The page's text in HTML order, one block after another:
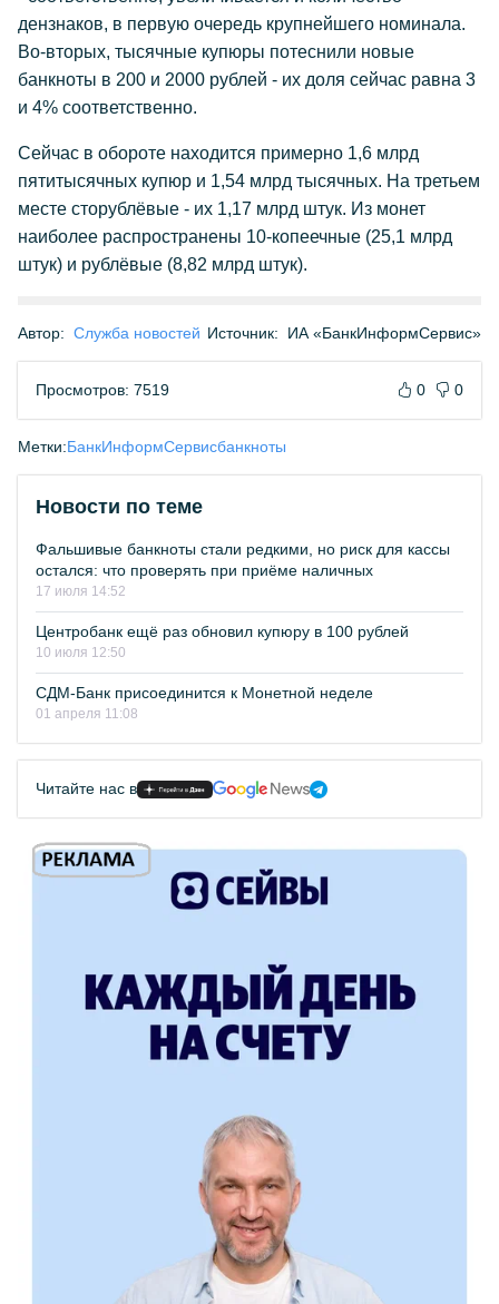
дензнаков, в первую очередь крупнейшего номинала.
Во-вторых, тысячные купюры потеснили новые
банкноты в 200 и 2000 рублей - их доля сейчас равна 3
и 4% соответственно.
Сейчас в обороте находится примерно 1,6 млрд
пятитысячных купюр и 1,54 млрд тысячных. На третьем
месте сторублёвые - их 1,17 млрд штук. Из монет
наиболее распространены 10-копеечные (25,1 млрд
штук) и рублёвые (8,82 млрд штук).
Автор: Служба новостей Источник: ИА «БанкИнформСервис»
Просмотров: 7519 0 0
Метки:БанкИнформСервисбанкноты
Новости по теме
Фальшивые банкноты стали редкими, но риск для кассы
остался: что проверять при приёме наличных
17 июля 14:52
Центробанк ещё раз обновил купюру в 100 рублей
10 июля 12:50
СДМ-Банк присоединится к Монетной неделе
01 апреля 11:08
Читайте нас в